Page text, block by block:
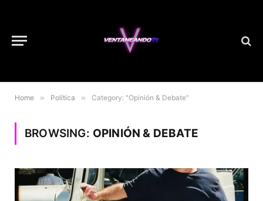
Home » Política » Category: "Opinión & Debate"
BROWSING: OPINIÓN & DEBATE